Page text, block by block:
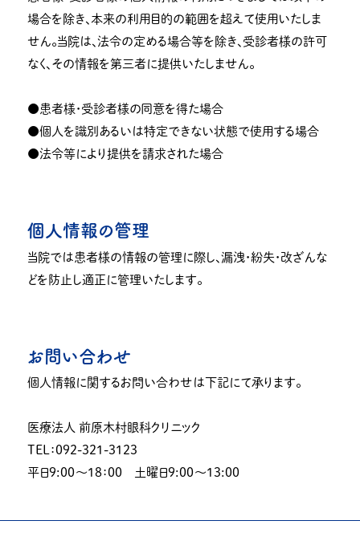
場合を除き、本来の利用目的の範囲を超えて使用いたしま
せん。当院は、法令の定める場合等を除き、受診者様の許可
なく、その情報を第三者に提供いたしません。
●患者様・受診者様の同意を得た場合
●個人を識別あるいは特定できない状態で使用する場合
●法令等により提供を請求された場合
個人情報の管理
当院では患者様の情報の管理に際し、漏洩・紛失・改ざんな
どを防止し適正に管理いたします。
お問い合わせ
個人情報に関するお問い合わせは下記にて承ります。
医療法人 前原木村眼科クリニック
TEL：092-321-3123
平日9:00〜18：00 土曜日9:00〜13:00